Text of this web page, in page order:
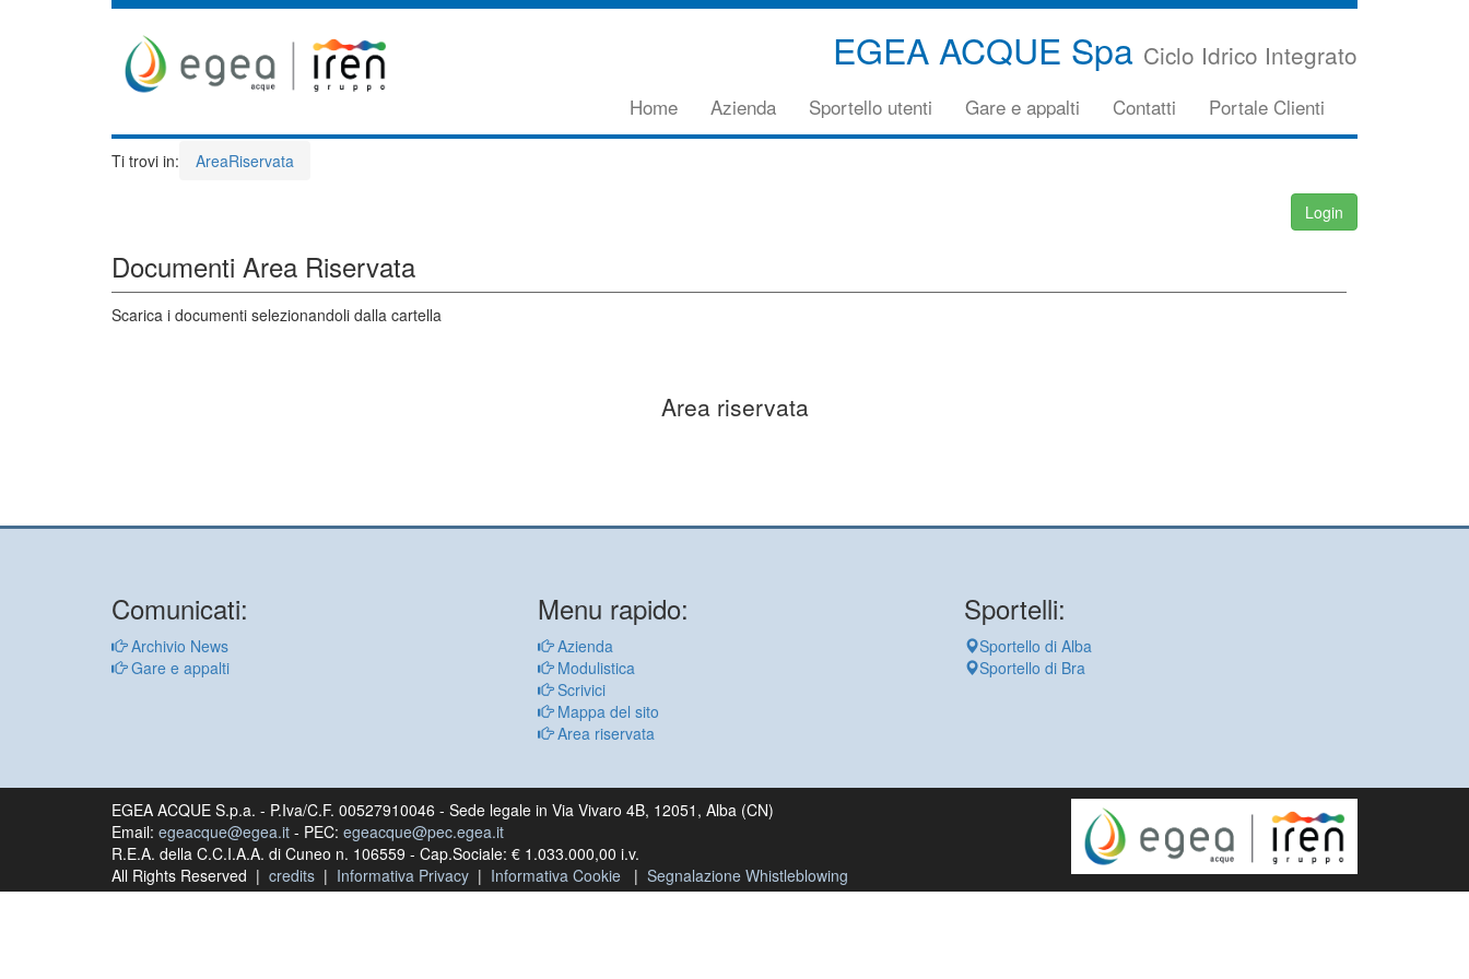
EGEA ACQUE Spa Ciclo Idrico Integrato
direttamente
al
Home Azienda Sportello utenti Gare e appalti Contatti Portale Clienti
Ti trovi in: AreaRiservata
Login
Documenti Area Riservata
Scarica i documenti selezionandoli dalla cartella
Area riservata
Comunicati:
Archivio News
Gare e appalti
Menu rapido:
Azienda
Modulistica
Scrivici
Mappa del sito
Area riservata
Sportelli:
Sportello di Alba
Sportello di Bra
EGEA ACQUE S.p.a. - P.Iva/C.F. 00527910046 - Sede legale in Via Vivaro 4B, 12051, Alba (CN)
Email: egeacque@egea.it - PEC: egeacque@pec.egea.it
R.E.A. della C.C.I.A.A. di Cuneo n. 106559 - Cap.Sociale: € 1.033.000,00 i.v.
All Rights Reserved | credits | Informativa Privacy | Informativa Cookie | Segnalazione Whistleblowing